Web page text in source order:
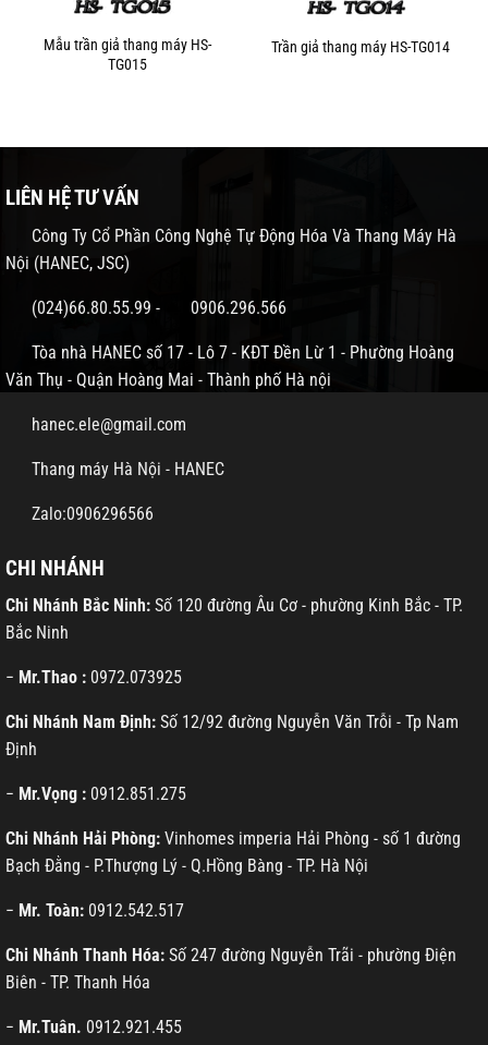
Mẫu trần giả thang máy HS-
TG015
Trần giả thang máy HS-TG014
LIÊN HỆ TƯ VẤN
Công Ty Cổ Phần Công Nghệ Tự Động Hóa Và Thang Máy Hà
Nội (HANEC, JSC)
(024)66.80.55.99 - 0906.296.566
Tòa nhà HANEC số 17 - Lô 7 - KĐT Đền Lừ 1 - Phường Hoàng
Văn Thụ - Quận Hoàng Mai - Thành phố Hà nội
hanec.ele@gmail.com
Thang máy Hà Nội - HANEC
Zalo:0906296566
CHI NHÁNH
Chi Nhánh Bắc Ninh: Số 120 đường Âu Cơ - phường Kinh Bắc - TP.
Bắc Ninh
− Mr.Thao : 0972.073925
Chi Nhánh Nam Định: Số 12/92 đường Nguyễn Văn Trỗi - Tp Nam
Định
− Mr.Vọng : 0912.851.275
Chi Nhánh Hải Phòng: Vinhomes imperia Hải Phòng - số 1 đường
Bạch Đằng - P.Thượng Lý - Q.Hồng Bàng - TP. Hà Nội
− Mr. Toàn: 0912.542.517
Chi Nhánh Thanh Hóa: Số 247 đường Nguyễn Trãi - phường Điện
Biên - TP. Thanh Hóa
− Mr.Tuân. 0912.921.455